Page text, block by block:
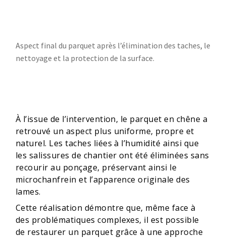
Aspect final du parquet après l’élimination des taches, le
nettoyage et la protection de la surface.
À l’issue de l’intervention, le parquet en chêne a
retrouvé un aspect plus uniforme, propre et
naturel. Les taches liées à l’humidité ainsi que
les salissures de chantier ont été éliminées sans
recourir au ponçage, préservant ainsi le
microchanfrein et l’apparence originale des
lames.
Cette réalisation démontre que, même face à
des problématiques complexes, il est possible
de restaurer un parquet grâce à une approche